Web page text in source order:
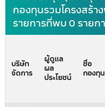
กองทุนรวมโครงสร้
รายการที่พบ 0 รายก
บริษัท
จัดการ
ผู้ดูแล
ผล
ประโยชน์
ชื่อ
กองทุน